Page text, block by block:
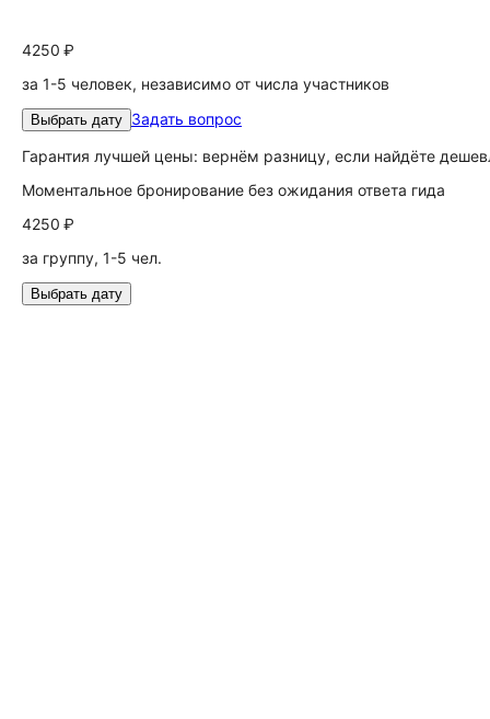
4250 ₽
за 1-5 человек, независимо от числа участников
Выбрать дату Задать вопрос
Гарантия лучшей цены: вернём разницу, если найдёте
Моментальное бронирование без ожидания ответа гида
4250 ₽
за группу, 1-5 чел.
Выбрать дату